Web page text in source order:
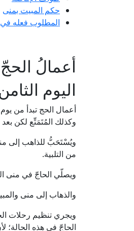
حكم المبيت بمنى
المطلوب فعله في
أعمالُ
اليوم
أعمال الحج تبدأ من
وكذلك المُتَمَتِّع لكن
ويُسْتَحَبُّ للذاهب إلى
من التلبية.
ويصلّي الحاجّ في منى
والذهاب إلى منى
ويجري تنظيم رحلات
الحاجّ في هذه الحالة؛